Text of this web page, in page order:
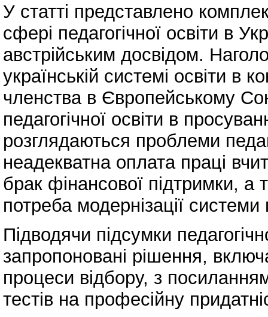
У статті представлено
сфері педагогічної освіти в
австрійським досвідом.
українській системі освіти в
членства в Європейському
педагогічної освіти в
розглядаються проблеми
неадекватна оплата праці
брак фінансової підтримки, а
потреба модернізації системи
Підводячи підсумки
запропоновані рішення,
процеси відбору, з
тестів на професійну